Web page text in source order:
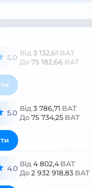
5.0 Від 3 132,61 BAT
До 75 182,66 BAT
5.0 Від 3 786,71 BAT
До75 734,25 BAT
4.0 Від 4 802,4 BAT
До2 932 918,83 BAT